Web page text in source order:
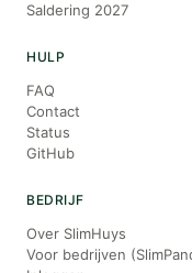
Saldering 2027
HULP
FAQ
Contact
Status
GitHub
BEDRIJF
Over SlimHuys
Voor bedrijven